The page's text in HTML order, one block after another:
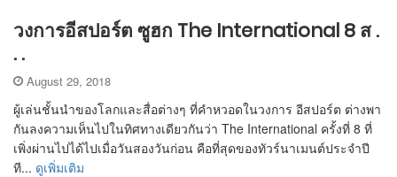
วงการอีสปอร์ต ซูฮก The International 8 ส .
. .
August 29, 2018
ผู้เล่นชั้นนำของโลกและสื่อต่างๆ ที่คำหวอดในวงการ อีสปอร์ต ต่างพา
กันลงความเห็นไปในทิศทางเดียวกันว่า The International ครั้งที่ 8 ที่
เพิ่งผ่านไปได้ไปเมื่อวันสองวันก่อน คือที่สุดของทัวร์นาเมนต์ประจำปี
ที... ดูเพิ่มเติม